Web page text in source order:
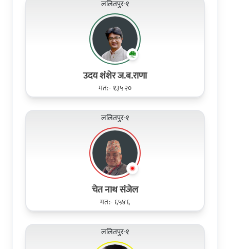
ललितपुर-१
उदय शंशेर ज.ब.राणा
मत:- १३५२०
ललितपुर-१
चेत नाथ संजेल
मत:- ६५४६
ललितपुर-१